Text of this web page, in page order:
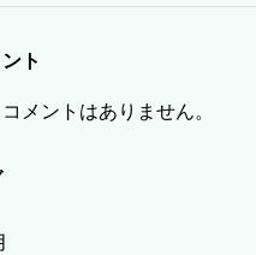
ト
メントはありません。